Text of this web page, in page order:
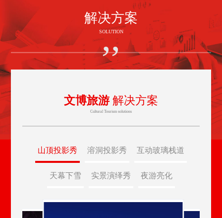
解决方案
SOLUTION
文博旅游解决方案
Cultural Tourism solutions
山顶投影秀 溶洞投影秀 互动玻璃栈道
天幕下雪 实景演绎秀 夜游亮化